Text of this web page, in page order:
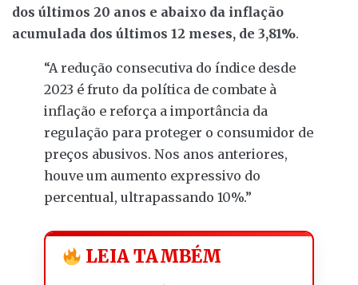
dos últimos 20 anos e abaixo da inflação
acumulada dos últimos 12 meses, de 3,81%.
“A redução consecutiva do índice desde
2023 é fruto da política de combate à
inflação e reforça a importância da
regulação para proteger o consumidor de
preços abusivos. Nos anos anteriores,
houve um aumento expressivo do
percentual, ultrapassando 10%.”
LEIA TAMBÉM